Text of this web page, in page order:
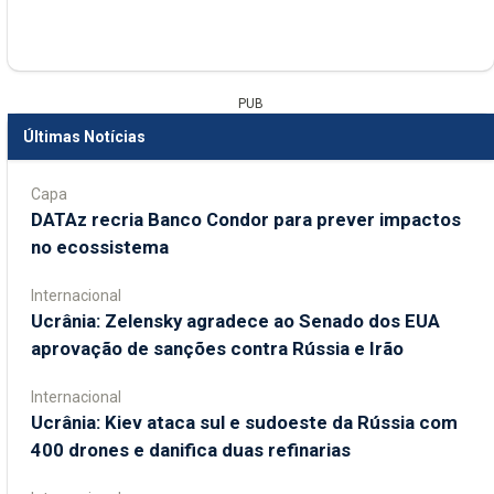
PUB
Últimas Notícias
Capa
DATAz recria Banco Condor para prever impactos
no ecossistema
Internacional
Ucrânia: Zelensky agradece ao Senado dos EUA
aprovação de sanções contra Rússia e Irão
Internacional
Ucrânia: Kiev ataca sul e sudoeste da Rússia com
400 drones e danifica duas refinarias